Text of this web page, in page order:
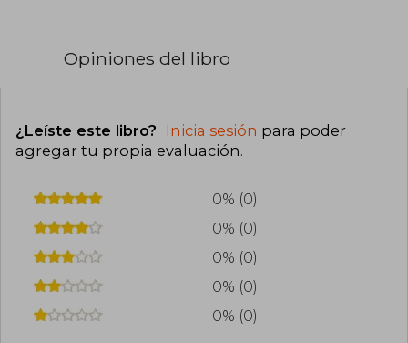
Opiniones del libro
¿Leíste este libro? Inicia sesión para poder
agregar tu propia evaluación.
0% (0)
0% (0)
0% (0)
0% (0)
0% (0)